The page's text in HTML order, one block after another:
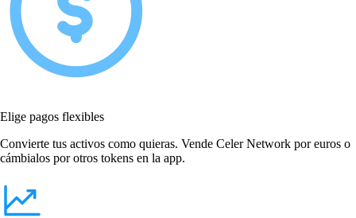
Elige pagos flexibles
Convierte tus activos como quieras. Vende Celer Network por euros o
cámbialos por otros tokens en la app.